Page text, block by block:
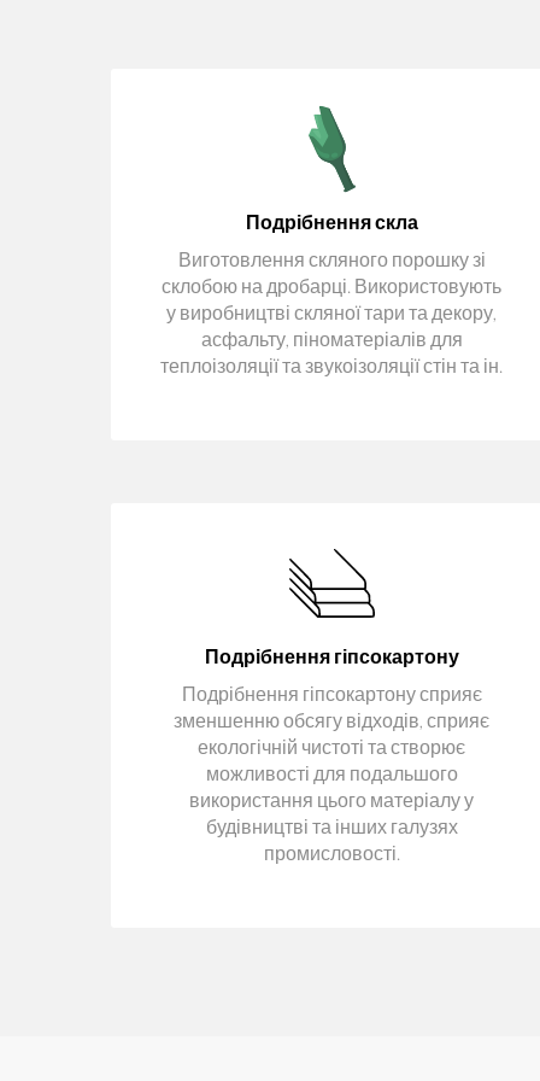
Виготовлення скляного порошку зі
склобою на дробарці. Використовують
у виробництві скляної тари та декору,
асфальту, піноматеріалів для
теплоізоляції та звукоізоляції стін та ін.
Подрібнення скла
Подрібнення гіпсокартону сприяє
зменшенню обсягу відходів, сприяє
екологічній чистоті та створює
можливості для подальшого
використання цього матеріалу у
будівництві та інших галузях
промисловості.
Подрібнення гіпсокартону